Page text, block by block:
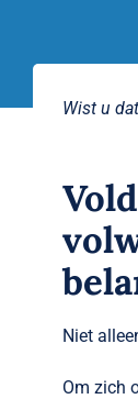
Wist u
Niet
Om zich